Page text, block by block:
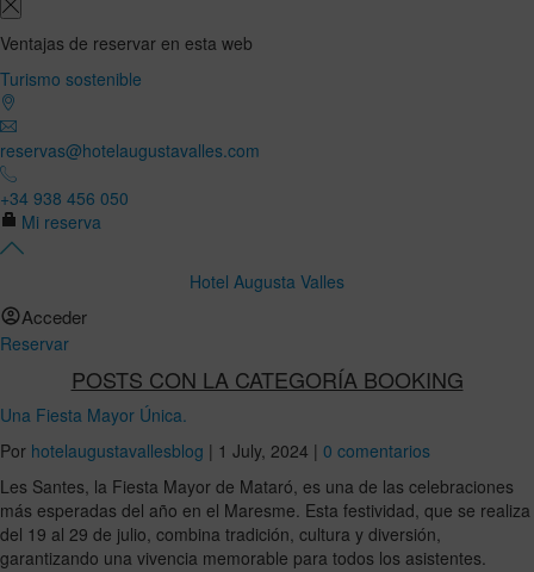
Ventajas de reservar en esta web
Turismo sostenible
reservas@hotelaugustavalles.com
+34 938 456 050
Mi reserva
Hotel Augusta Valles
Acceder
Reservar
POSTS CON LA CATEGORÍA BOOKING
Una Fiesta Mayor Única.
Por hotelaugustavallesblog | 1 July, 2024 | 0 comentarios
Les Santes, la Fiesta Mayor de Mataró, es una de las celebraciones
más esperadas del año en el Maresme. Esta festividad, que se realiza
del 19 al 29 de julio, combina tradición, cultura y diversión,
garantizando una vivencia memorable para todos los asistentes.